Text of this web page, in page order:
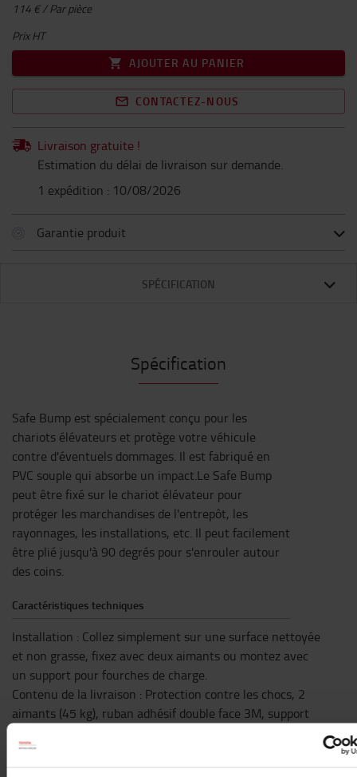
114 € / Par pièce
Prix HT
AJOUTER AU PANIER
CONTACTEZ-NOUS
Livraison gratuite !
Estimation du délai de livraison sur demande.
1 expédition : 10/08/2026
Garantie produit
SPÉCIFICATION
Spécification
Safe Bump est spécialement conçu pour les
chariots élévateurs et protège votre véhicule
contre d'éventuels dommages. Il est fabriqué en
PVC souple qui absorbe un impact.Le Safe Bump
peut être fixé sur le chariot élévateur pour
protéger les marchandises de l'entrepôt, les
rayonnages, les installations, etc. Il peut facilement
être plié jusqu'à 90 degrés pour s'enrouler autour
des coins.
Caractéristiques techniques
Installation : Collez simplement sur une surface nettoyée
et non grasse, fixez avec deux aimants ou montez avec
un support pour fourches de charge.
Contenu de la livraison : Protection contre les chocs, 2
aimants (45 kg), ruban adhésif double face 3M, support